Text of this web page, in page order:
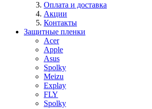
Оплата и доставка
Акции
Контакты
Защитные пленки
Acer
Apple
Asus
Spolky
Meizu
Explay
FLY
Spolky